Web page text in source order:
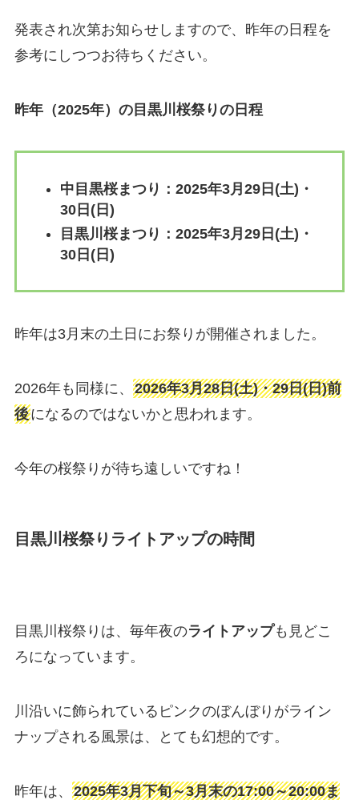
発表され次第お知らせしますので、昨年の日程を
参考にしつつお待ちください。
昨年（2025年）の目黒川桜祭りの日程
中目黒桜まつり：2025年3月29日(土)・
30日(日)
目黒川桜まつり：2025年3月29日(土)・
30日(日)
昨年は3月末の土日にお祭りが開催されました。
2026年も同様に、 2026年3月28日(土)・29日(日)前
後になるのではないかと思われます。
今年の桜祭りが待ち遠しいですね！
目黒川桜祭りライトアップの時間
目黒川桜祭りは、毎年夜のライトアップも見どこ
ろになっています。
川沿いに飾られているピンクのぼんぼりがライン
ナップされる風景は、とても幻想的です。
昨年は、 2025年3月下旬～3月末の17:00～20:00ま